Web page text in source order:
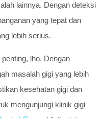
lainnya. Dengan deteksi
yang tepat dan
lebih serius.
lho. Dengan
masalah gigi yang lebih
kesehatan gigi dan
mengunjungi klinik gigi